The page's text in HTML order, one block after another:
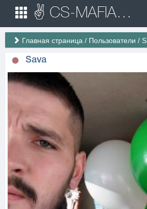
✌ CS-MAFIA.RU ✌ Игровые сервера Counter Strike 1.6
Главная страница / Пользователи /
Sava